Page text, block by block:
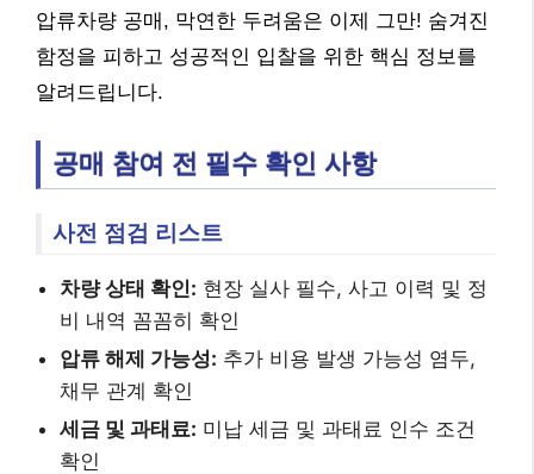
압류차량 공매, 막연한 두려움은 이제 그만! 숨겨진
함정을 피하고 성공적인 입찰을 위한 핵심 정보를
알려드립니다.
공매 참여 전 필수 확인 사항
사전 점검 리스트
차량 상태 확인: 현장 실사 필수, 사고 이력 및 정
비 내역 꼼꼼히 확인
압류 해제 가능성: 추가 비용 발생 가능성 염두,
채무 관계 확인
세금 및 과태료: 미납 세금 및 과태료 인수 조건
확인